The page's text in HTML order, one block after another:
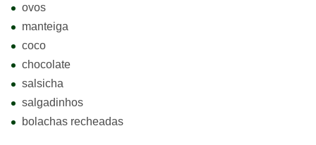
ovos
manteiga
coco
chocolate
salsicha
salgadinhos
bolachas recheadas